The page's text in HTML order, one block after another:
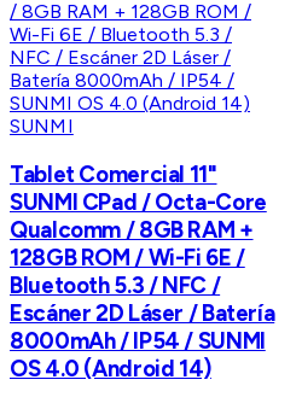
SUNMI
Tablet Comercial 11"
SUNMI CPad / Octa-Core
Qualcomm / 8GB RAM +
128GB ROM / Wi-Fi 6E /
Bluetooth 5.3 / NFC /
Escáner 2D Láser / Batería
8000mAh / IP54 / SUNMI
OS 4.0 (Android 14)